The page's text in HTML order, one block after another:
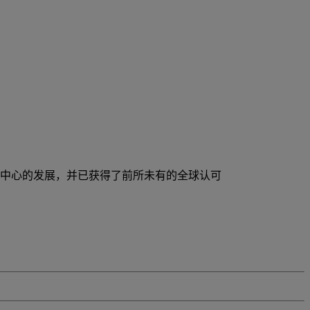
心的发展，并已获得了前所未有的全球认可